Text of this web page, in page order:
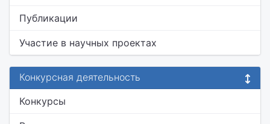
Публикации
Участие в научных проектах
Конкурсная деятельность
Конкурсы